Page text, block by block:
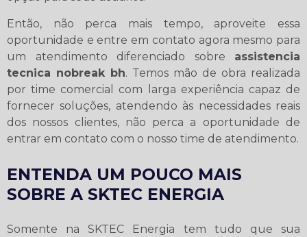
Então, não perca mais tempo, aproveite essa
oportunidade e entre em contato agora mesmo para
um atendimento diferenciado sobre assistencia
tecnica nobreak bh. Temos mão de obra realizada
por time comercial com larga experiência capaz de
fornecer soluções, atendendo às necessidades reais
dos nossos clientes, não perca a oportunidade de
entrar em contato com o nosso time de atendimento.
ENTENDA UM POUCO MAIS
SOBRE A SKTEC ENERGIA
Somente na SKTEC Energia tem tudo que sua